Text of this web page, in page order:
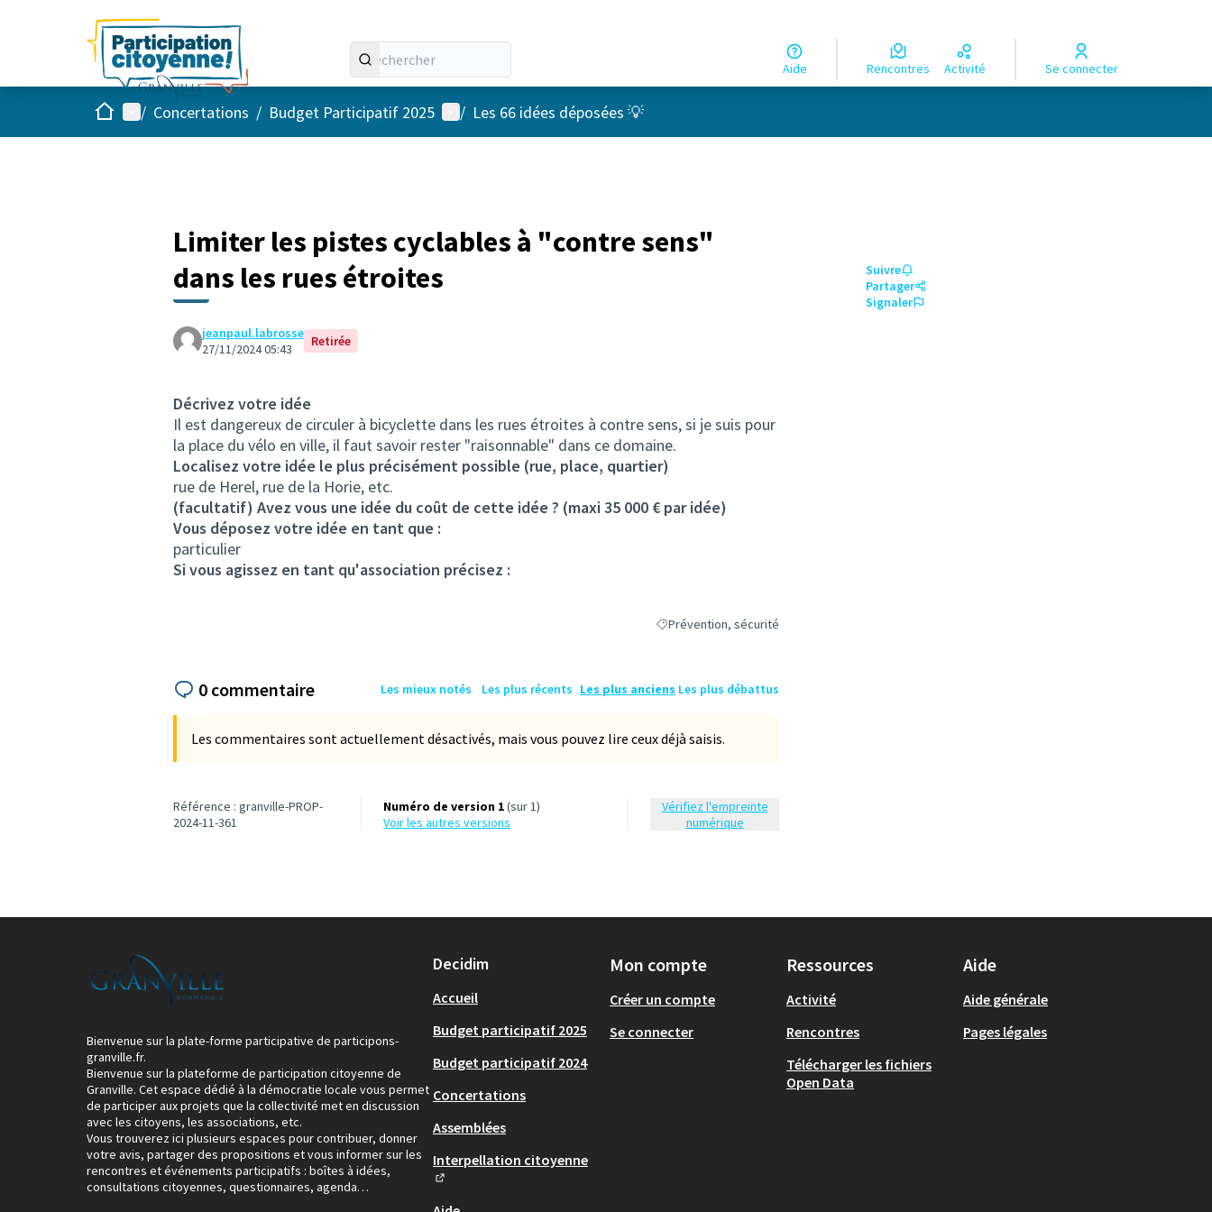
Aide Rencontres Activité Se connecter
AccueilMenu principal
/ Concertations / Budget Participatif 2025 Menu utilisateur
/ Les 66 idées déposées 💡
Limiter les pistes cyclables à "contre sens"
dans les rues étroites
jeanpaul.labrosse
27/11/2024 05:43
Retirée
Décrivez votre idée
Il est dangereux de circuler à bicyclette dans les rues étroites à contre sens, si je suis pour
la place du vélo en ville, il faut savoir rester "raisonnable" dans ce domaine.
Localisez votre idée le plus précisément possible (rue, place, quartier)
rue de Herel, rue de la Horie, etc.
(facultatif) Avez vous une idée du coût de cette idée ? (maxi 35 000 € par idée)
Vous déposez votre idée en tant que :
particulier
Si vous agissez en tant qu'association précisez :
Filtrer les résultats de la catégorie : Prévention, sécurité
Prévention, sécurité
Suivre
Partager
Signaler
0 commentaire Les mieux notés Les plus récents Les plus anciens Les plus débattus
Les commentaires sont actuellement désactivés, mais vous pouvez lire ceux déjà saisis.
Référence : granville-PROP-
2024-11-361
Numéro de version 1(sur 1)
voir les autres versions
Vérifiez l'empreinte
numérique
Bienvenue sur la plate-forme participative de participons-
granville.fr.
Bienvenue sur la plateforme de participation citoyenne de
Granville. Cet espace dédié à la démocratie locale vous permet
de participer aux projets que la collectivité met en discussion
avec les citoyens, les associations, etc.
Vous trouverez ici plusieurs espaces pour contribuer, donner
votre avis, partager des propositions et vous informer sur les
rencontres et événements participatifs : boîtes à idées,
consultations citoyennes, questionnaires, agenda…
Decidim
Accueil
Budget participatif 2025
Budget participatif 2024
Concertations
Assemblées
Interpellation citoyenne
Mon compte
Créer un compte
Se connecter
Ressources
Activité
Rencontres
Télécharger les fichiers
Open Data
Aide
Aide générale
Pages légales